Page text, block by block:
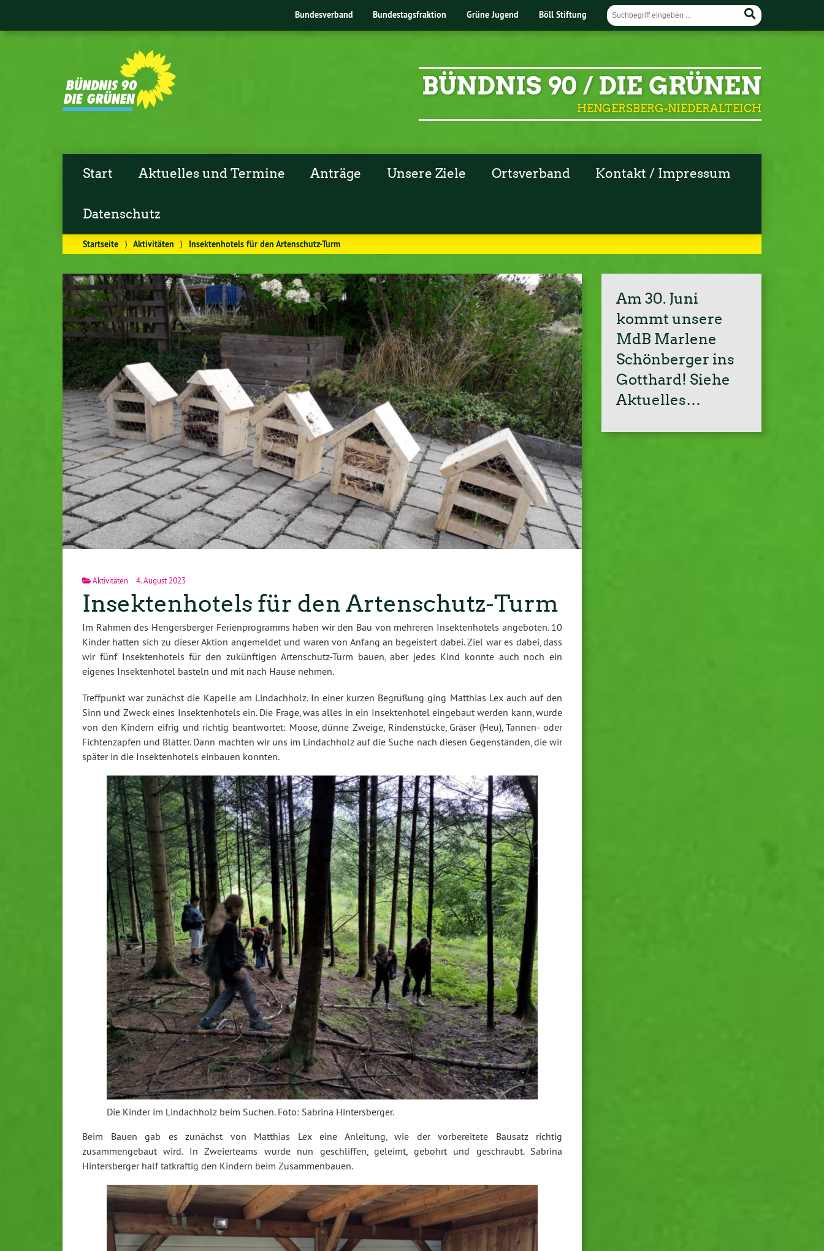
Bundesverband Bundestagsfraktion Grüne Jugend Böll Stiftung
BÜNDNIS 90 / DIE GRÜNEN
HENGERSBERG-NIEDERALTEICH
Start Aktuelles und Termine Anträge Unsere Ziele Ortsverband Kontakt / Impressum
Datenschutz
Startseite ⟩ Aktivitäten ⟩ Insektenhotels für den Artenschutz-Turm
Aktivitäten 4. August 2023
Insektenhotels für den Artenschutz-Turm
Im Rahmen des Hengersberger Ferienprogramms haben wir den Bau von mehreren Insektenhotels angeboten. 10
Kinder hatten sich zu dieser Aktion angemeldet und waren von Anfang an begeistert dabei. Ziel war es dabei, dass
wir fünf Insektenhotels für den zukünftigen Artenschutz-Turm bauen, aber jedes Kind konnte auch noch ein
eigenes Insektenhotel basteln und mit nach Hause nehmen.
Treffpunkt war zunächst die Kapelle am Lindachholz. In einer kurzen Begrüßung ging Matthias Lex auch auf den
Sinn und Zweck eines Insektenhotels ein. Die Frage, was alles in ein Insektenhotel eingebaut werden kann, wurde
von den Kindern eifrig und richtig beantwortet: Moose, dünne Zweige, Rindenstücke, Gräser (Heu), Tannen- oder
Fichtenzapfen und Blätter. Dann machten wir uns im Lindachholz auf die Suche nach diesen Gegenständen, die wir
später in die Insektenhotels einbauen konnten.
Die Kinder im Lindachholz beim Suchen. Foto: Sabrina Hintersberger.
Beim Bauen gab es zunächst von Matthias Lex eine Anleitung, wie der vorbereitete Bausatz richtig
zusammengebaut wird. In Zweierteams wurde nun geschliffen, geleimt, gebohrt und geschraubt. Sabrina
Hintersberger half tatkräftig den Kindern beim Zusammenbauen.
Am 30. Juni
kommt unsere
MdB Marlene
Schönberger ins
Gotthard! Siehe
Aktuelles…